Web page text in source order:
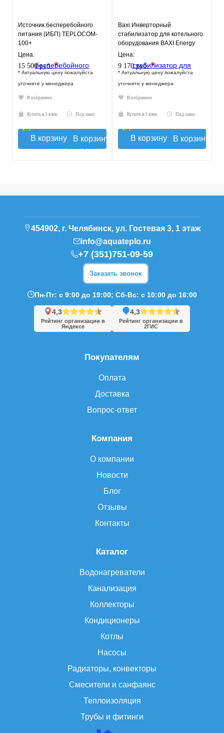
Источник бесперебойного
питания (ИБП) TEPLOCOM-
100+
Цена:
15 500 руб.*
* Актуальную цену пожалуйста
уточните у менеджера
В избранное
Купить в 1 клик Под заказ
В корзину
Baxi Инверторный
стабилизатор для котельного
оборудования BAXI Energy
400
Цена:
9 170 руб.*
* Актуальную цену пожалуйста
уточните у менеджера
В избранное
Купить в 1 клик Под заказ
В корзину
Каталог
Водонагреватели
Канализация
Коллекторы
Кондиционеры
Котлы
Насосы
Радиаторы, конвекторы
Смесители и санфаянс
Теплоизоляция
Трубы и фитинги
Компания
О компании
Новости
Блог
Отзывы
Контакты
Покупателям
Оплата
Доставка
Вопрос-ответ
454902, г. Челябинск, ул. Гостевая 3, 1 этаж
info@aquateplo.ru
+7 (351)751-09-59
Заказать звонок
Пн-Пт: с 9:00 до 19:00; Сб-Вс: с 10:00 до 16:00
4,3
Рейтинг организации в
Яндексе
4,3
Рейтинг организации в
2ГИС